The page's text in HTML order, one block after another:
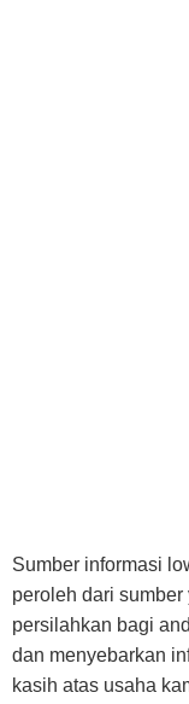
Sumber informasi
peroleh dari
persilahkan bagi
dan menyebarkan
kasih atas usaha